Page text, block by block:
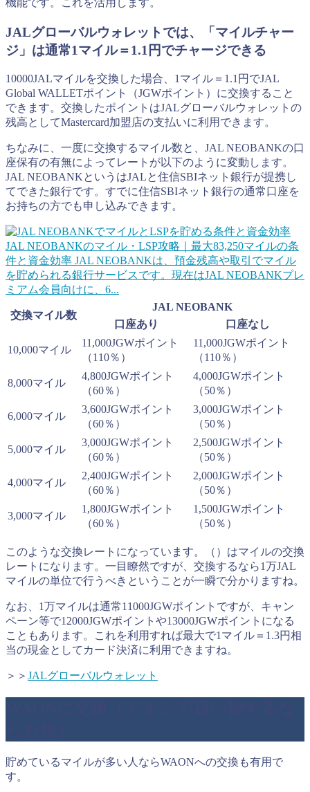
JALグローバルウォレットでは、「マイルチャー
ジ」は通常1マイル＝1.1円でチャージできる
10000JALマイルを交換した場合、1マイル＝1.1円でJAL
Global WALLETポイント（JGWポイント）に交換すること
できます。交換したポイントはJALグローバルウォレットの
残高としてMastercard加盟店の支払いに利用できます。
ちなみに、一度に交換するマイル数と、JAL NEOBANKの口
座保有の有無によってレートが以下のように変動します。
JAL NEOBANKというはJALと住信SBIネット銀行が提携し
てできた銀行です。すでに住信SBIネット銀行の通常口座を
お持ちの方でも申し込みできます。
JAL NEOBANKのマイル・LSP攻略｜最大83,250マイルの条
件と資金効率 JAL NEOBANKは、預金残高や取引でマイル
を貯められる銀行サービスです。現在はJAL NEOBANKプレ
ミアム会員向けに、6...
交換マイル数
JAL NEOBANK
口座あり
口座なし
10,000マイル
11,000JGWポイント
（110％）
11,000JGWポイント
（110％）
8,000マイル
4,800JGWポイント
（60％）
4,000JGWポイント
（50％）
6,000マイル
3,600JGWポイント
（60％）
3,000JGWポイント
（50％）
5,000マイル
3,000JGWポイント
（60％）
2,500JGWポイント
（50％）
4,000マイル
2,400JGWポイント
（60％）
2,000JGWポイント
（50％）
3,000マイル
1,800JGWポイント
（60％）
1,500JGWポイント
（50％）
このような交換レートになっています。（）はマイルの交換
レートになります。一目瞭然ですが、交換するなら1万JAL
マイルの単位で行うべきということが一瞬で分かりますね。
なお、1万マイルは通常11000JGWポイントですが、キャン
ペーン等で12000JGWポイントや13000JGWポイントになる
こともあります。これを利用すれば最大で1マイル＝1.3円相
当の現金としてカード決済に利用できますね。
＞＞ JALグローバルウォレット
貯めているマイルが多い人ならWAONへの交換も有用で
す。